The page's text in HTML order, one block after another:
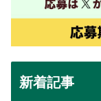
新着記事